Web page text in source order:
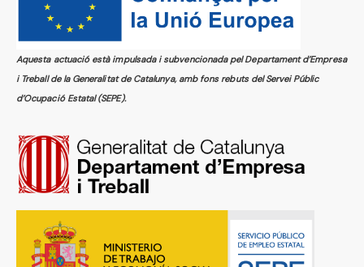
Aquesta actuació està impulsada i subvencionada pel Departament d’Empresa
i Treball de la Generalitat de Catalunya, amb fons rebuts del Servei Públic
d’Ocupació Estatal (SEPE).